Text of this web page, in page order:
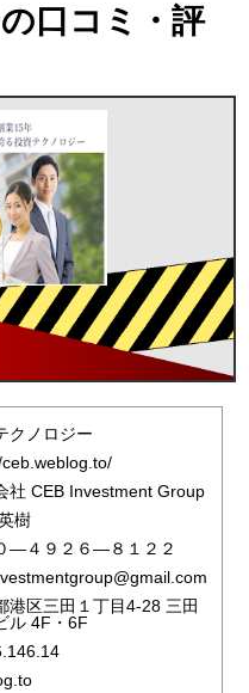
口コミ・評
クノロジー
社 CEB Investment Group
樹
―４９２６―８１２２
港区三田１丁目4-28 三田
ル 4F・6F